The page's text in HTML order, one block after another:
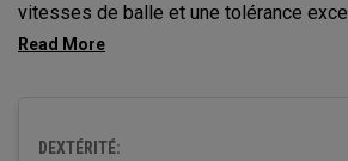
vitesses de balle et une tolérance
variété de coups.
DEXTÉRITÉ: